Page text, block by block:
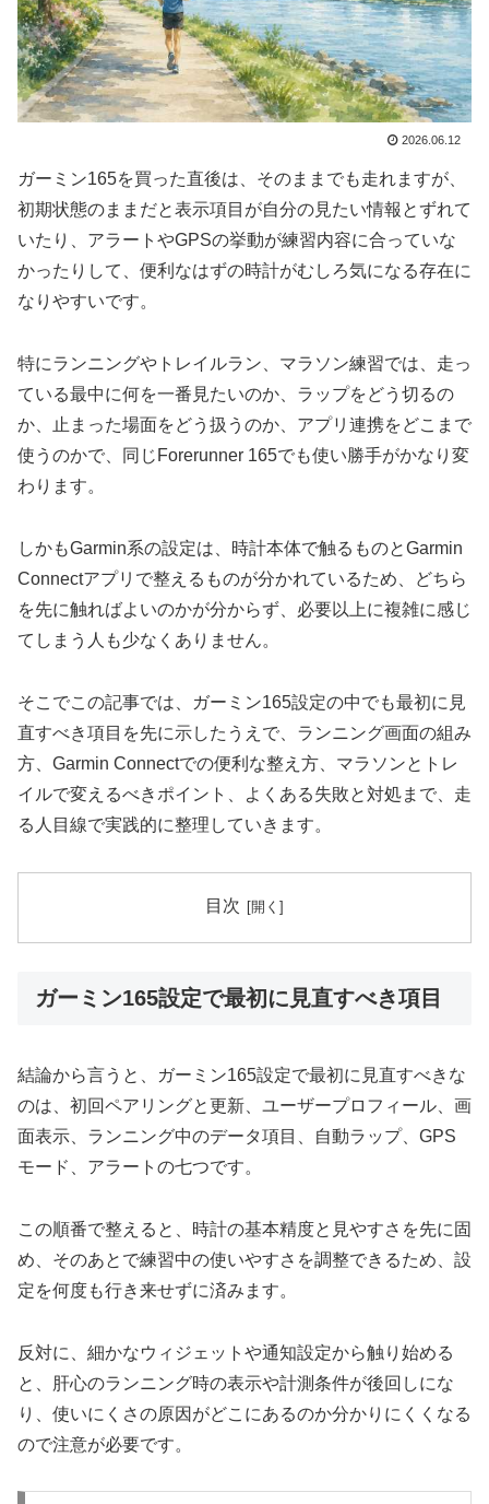
2026.06.12
ガーミン165を買った直後は、そのままでも走れますが、
初期状態のままだと表示項目が自分の見たい情報とずれて
いたり、アラートやGPSの挙動が練習内容に合っていな
かったりして、便利なはずの時計がむしろ気になる存在に
なりやすいです。
特にランニングやトレイルラン、マラソン練習では、走っ
ている最中に何を一番見たいのか、ラップをどう切るの
か、止まった場面をどう扱うのか、アプリ連携をどこまで
使うのかで、同じForerunner 165でも使い勝手がかなり変
わります。
しかもGarmin系の設定は、時計本体で触るものとGarmin
Connectアプリで整えるものが分かれているため、どちら
を先に触ればよいのかが分からず、必要以上に複雑に感じ
てしまう人も少なくありません。
そこでこの記事では、ガーミン165設定の中でも最初に見
直すべき項目を先に示したうえで、ランニング画面の組み
方、Garmin Connectでの便利な整え方、マラソンとトレ
イルで変えるべきポイント、よくある失敗と対処まで、走
る人目線で実践的に整理していきます。
目次
ガーミン165設定で最初に見直すべき項目
結論から言うと、ガーミン165設定で最初に見直すべきな
のは、初回ペアリングと更新、ユーザープロフィール、画
面表示、ランニング中のデータ項目、自動ラップ、GPS
モード、アラートの七つです。
この順番で整えると、時計の基本精度と見やすさを先に固
め、そのあとで練習中の使いやすさを調整できるため、設
定を何度も行き来せずに済みます。
反対に、細かなウィジェットや通知設定から触り始める
と、肝心のランニング時の表示や計測条件が後回しにな
り、使いにくさの原因がどこにあるのか分かりにくくなる
ので注意が必要です。